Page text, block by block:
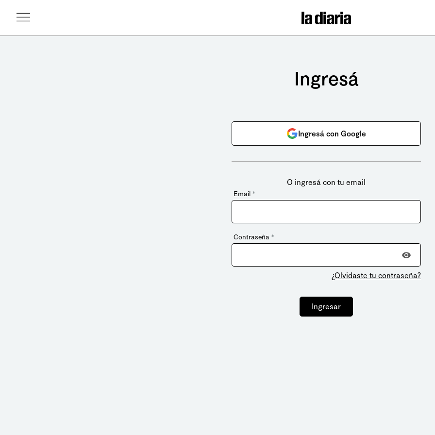
Ingresá
Ingresá con Google
O ingresá con tu email
Email *
Contraseña *
¿Olvidaste tu contraseña?
Ingresar